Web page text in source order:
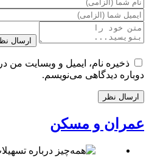
ارسال
ذخیره نام، ایمیل و وبسایت من
دوباره دیدگاهی می‌نویسم.
عمران و مسکن